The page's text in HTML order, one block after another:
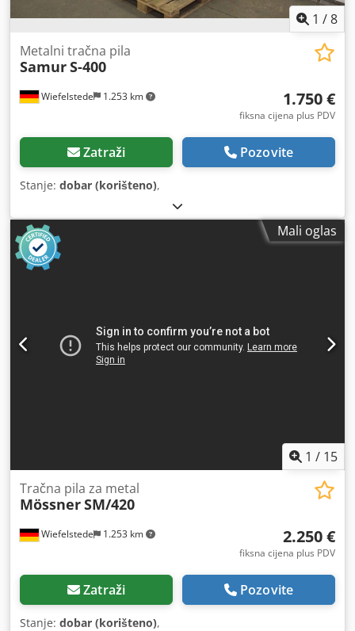
1 /8
Wiefelstede 1.253 km
Metalni tračna pila
SamurS-400
1.750 €
fiksna cijena plus PDV
Zatraži Pozovite
Stanje: dobar (korišteno),
Mali oglas
1 / 15
Wiefelstede 1.253 km
Tračna pila za metal
MössnerSM/420
2.250 €
fiksna cijena plus PDV
Zatraži Pozovite
Stanje: dobar (korišteno),